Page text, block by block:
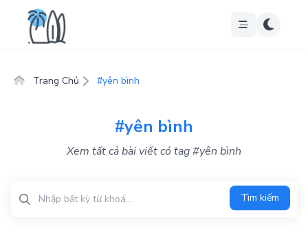
Trang Chủ #yên bình
#yên bình
Xem tất cả bài viết có tag #yên bình
Tìm kiếm